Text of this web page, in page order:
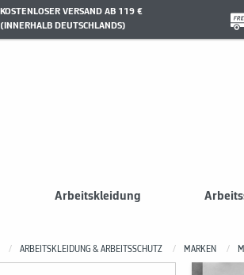
KOSTENLOSER VERSAND AB 119 €
(INNERHALB DEUTSCHLANDS)
Arbeitskleidung
ARBEITSKLEIDUNG & ARBEITSSCHUTZ MARKEN